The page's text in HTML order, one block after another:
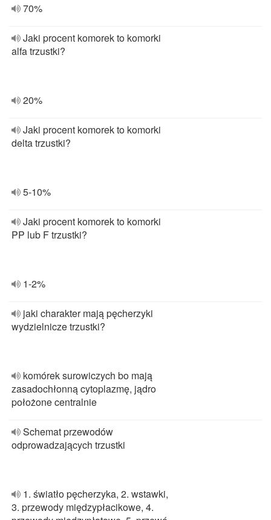
70%
Jaki procent komorek to komorki
alfa trzustki?
20%
Jaki procent komorek to komorki
delta trzustki?
5-10%
Jaki procent komorek to komorki
PP lub F trzustki?
1-2%
jaki charakter mają pęcherzyki
wydzielnicze trzustki?
komórek surowiczych bo mają
zasadochłonną cytoplazmę, jądro
położone centralnie
Schemat przewodów
odprowadzających trzustki
1. światło pęcherzyka, 2. wstawki,
3. przewody międzypłacikowe, 4.